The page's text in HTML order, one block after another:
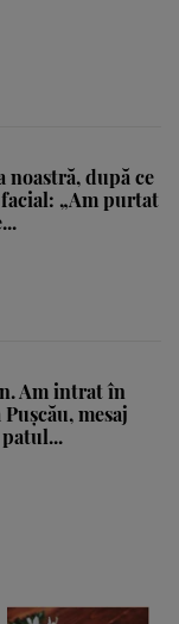
noastră, după ce
„Am purtat
Am intrat în
mesaj